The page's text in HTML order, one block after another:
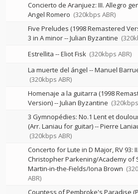
Concierto de Aranjuez: III. Allegro
Angel Romero (320kbps ABR)
Five Preludes (1998 Remastered
3 in A minor--Julian Byzantine
Estrellita --Eliot Fisk (320kbps ABR)
La muerte del ángel --Manuel
(320kbps ABR)
Homenaje a la guitarra (1998
Version)--Julian Byzantine
3 Gymnopédies: No.1 Lent et
(Arr. Laniau for guitar)--Pierre
(320kbps ABR)
Concerto for Lute in D Major, RV 93:
Christopher Parkening/Academy of
Martin-in-the-Fields/Iona Brown
ABR)
Countess of Pembroke's Paradise